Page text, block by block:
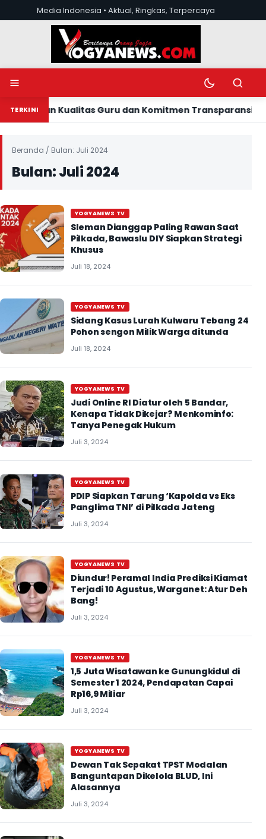
Lewati ke kontenMedia Indonesia • Aktual, Ringkas, Terpercaya
TERKINIKualitas Guru dan Komitmen Transparansi Tata
Beranda / Bulan: Juli 2024
Bulan:Juli 2024
YOGYANEWS TV
Sleman Dianggap Paling Rawan Saat
Pilkada, Bawaslu DIY Siapkan Strategi
Khusus
Juli 18, 2024
YOGYANEWS TV
Sidang Kasus Lurah Kulwaru Tebang 24
Pohon sengon Milik Warga ditunda
Juli 18, 2024
YOGYANEWS TV
Judi Online RI Diatur oleh 5 Bandar,
Kenapa Tidak Dikejar? Menkominfo:
Tanya Penegak Hukum
Juli 3, 2024
YOGYANEWS TV
PDIP Siapkan Tarung ‘Kapolda vs Eks
Panglima TNI’ di Pilkada Jateng
Juli 3, 2024
YOGYANEWS TV
Diundur! Peramal India Prediksi Kiamat
Terjadi 10 Agustus, Warganet: Atur Deh
Bang!
Juli 3, 2024
YOGYANEWS TV
1,5 Juta Wisatawan ke Gunungkidul di
Semester 1 2024, Pendapatan Capai
Rp16,9 Miliar
Juli 3, 2024
YOGYANEWS TV
Dewan Tak Sepakat TPST Modalan
Banguntapan Dikelola BLUD, Ini
Alasannya
Juli 3, 2024